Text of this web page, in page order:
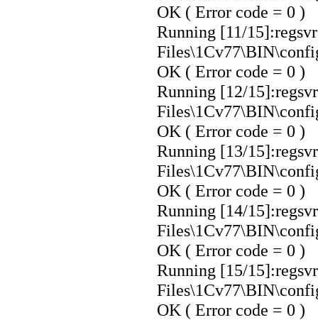
OK ( Error code = 0 )
Running [11/
OK ( Error code = 0 )
Running [12/
OK ( Error code = 0 )
Running [13/
OK ( Error code = 0 )
Running [14/
OK ( Error code = 0 )
Running [15/
OK ( Error code = 0 )